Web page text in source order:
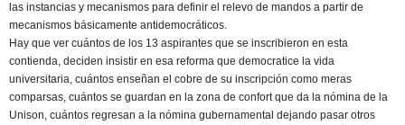
las instancias y mecanismos para definir el relevo de mandos a partir de
mecanismos básicamente antidemocráticos.
Hay que ver cuántos de los 13 aspirantes que se inscribieron en esta
contienda, deciden insistir en esa reforma que democratice la vida
universitaria, cuántos enseñan el cobre de su inscripción como meras
comparsas, cuántos se guardan en la zona de confort que da la nómina de la
Unison, cuántos regresan a la nómina gubernamental dejando pasar otros